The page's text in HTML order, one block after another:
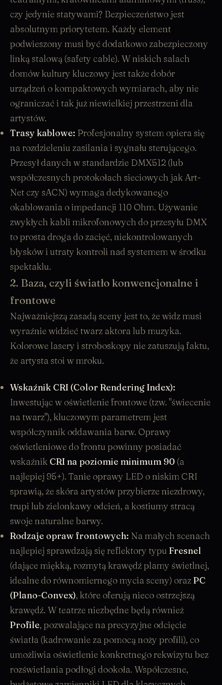
czy jedynie statywami? Bezpieczeństwo jest
absolutnym priorytetem. Każdy element
podwieszony musi być dodatkowo zabezpieczony
linką stalową (safety cable). W niskich salach
domów kultury kluczowy jest także dobór
urządzeń o kompaktowych wymiarach, aby nie
ograniczać i tak już niewielkiej przestrzeni dla
artystów.
Trasy kablowe: Profesjonalny system opiera się
na rozdzieleniu zasilania i sygnału sterującego.
Przesył danych w standardzie DMX512 (lub
współczesnych protokołach sieciowych jak Art-
Net czy sACN) wymaga dedykowanego
okablowania o impedancji 110 Ohm. Używanie
zwykłych kabli mikrofonowych do przesyłu DMX
to prosta droga do zacięć, niekontrolowanych
błysków i utraty kontroli nad systemem w środku
spektaklu.
2. Baza, czyli światło konwencjonalne i
frontowe
Najważniejszą zasadą sceny jest to, że widz musi
wyraźnie widzieć twarz aktora lub muzyka.
Kolorowe lasery i stroboskopy nie zatuszują faktu,
że artysta stoi w mroku.
Wskaźnik CRI (Color Rendering Index):
Inwestując w oświetlenie frontowe (tzw. "świecenie
na twarz"), kluczowym parametrem jest
współczynnik oddawania barw. Oprawy
oświetleniowe do frontu powinny posiadać
wskaźnik CRI na poziomie minimum 90 (a
najlepiej 95+). Tanie oprawy LED o niskim CRI
sprawią, że skóra artystów przybierze niezdrowy,
trupi lub zielonkawy odcień, a kostiumy stracą
swoje naturalne barwy.
Rodzaje opraw frontowych: Na małych scenach
najlepiej sprawdzają się reflektory typu Fresnel
(dające miękką, rozmytą krawędź plamy świetlnej,
idealne do równomiernego mycia sceny) orazPC
(Plano-Convex), które oferują nieco ostrzejszą
krawędź. W teatrze niezbędne będą również
Profile, pozwalające na precyzyjne odcięcie
światła (kadrowanie za pomocą noży profili), co
umożliwia oświetlenie konkretnego rekwizytu bez
rozświetlania podłogi dookoła. Współczesne,